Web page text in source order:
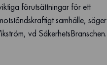
förutsättningar för ett
samhälle, säger
vd SäkerhetsBranschen.